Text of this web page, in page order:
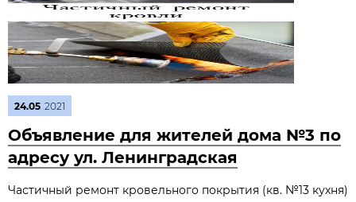
24.05 2021
Объявление для жителей дома №3 по
адресу ул. Ленинградская
Частичный ремонт кровельного покрытия (кв. №13 кухня)